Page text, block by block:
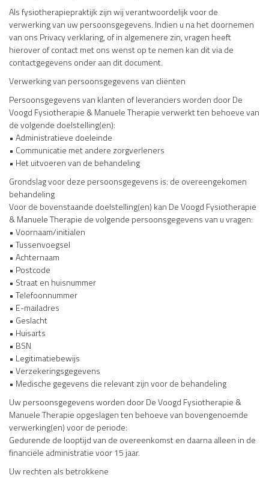
Als fysiotherapiepraktijk zijn wij verantwoordelijk voor de
verwerking van uw persoonsgegevens. Indien u na het doornemen
van ons Privacy verklaring, of in algemenere zin, vragen heeft
hierover of contact met ons wenst op te nemen kan dit via de
contactgegevens onder aan dit document.
Verwerking van persoonsgegevens van cliënten
Persoonsgegevens van klanten of leveranciers worden door De
Voogd Fysiotherapie & Manuele Therapie verwerkt ten behoeve van
de volgende doelstelling(en):
• Administratieve doeleinde
• Communicatie met andere zorgverleners
• Het uitvoeren van de behandeling
Grondslag voor deze persoonsgegevens is: de overeengekomen
behandeling
Voor de bovenstaande doelstelling(en) kan De Voogd Fysiotherapie
& Manuele Therapie de volgende persoonsgegevens van u vragen:
• Voornaam/initialen
• Tussenvoegsel
• Achternaam
• Postcode
• Straat en huisnummer
• Telefoonnummer
• E-mailadres
• Geslacht
• Huisarts
• BSN
• Legitimatiebewijs
• Verzekeringsgegevens
• Medische gegevens die relevant zijn voor de behandeling
Uw persoonsgegevens worden door De Voogd Fysiotherapie &
Manuele Therapie opgeslagen ten behoeve van bovengenoemde
verwerking(en) voor de periode:
Gedurende de looptijd van de overeenkomst en daarna alleen in de
financiële administratie voor 15 jaar.
Uw rechten als betrokkene